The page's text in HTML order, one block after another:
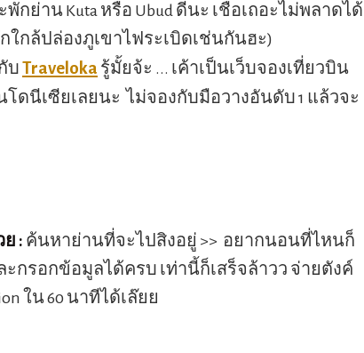
กย่าน Kuta หรือ Ubud ดีนะ เชื่อเถอะไม่พลาดได้
กล้ปล่องภูเขาไฟระเบิดเช่นกันฮะ)
บTraveloka รู้มั้ยจ้ะ ... เค้าเป็นเว็บจองเที่ยวบิน
ดนีเซียเลยนะ ไม่จองกับมือวางอันดับ 1 แล้วจะ
: ค้นหาย่านที่จะไปสิงอยู่ >> อยากนอนที่ไหนก็
ะกรอกข้อมูลได้ครบ เท่านี้ก็เสร็จล้าวว จ่ายตังค์
ใน 60 นาทีได้เล๊ยย